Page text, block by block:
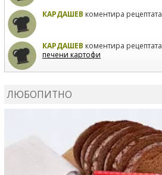
КАРДАШЕВ коментира рецептата
КАРДАШЕВ коментира рецептата
печени картофи
ЛЮБОПИТНО